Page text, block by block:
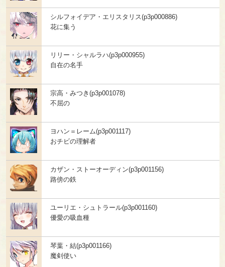
シルフォイデア・エリスタリス(p3p000886)
花に集う
リリー・シャルラハ(p3p000955)
自在の名手
宗高・みつき(p3p001078)
不屈の
ヨハン＝レーム(p3p001117)
おチビの理解者
カザン・ストーオーディン(p3p001156)
路傍の鉄
ユーリエ・シュトラール(p3p001160)
優愛の吸血種
琴葉・結(p3p001166)
魔剣使い